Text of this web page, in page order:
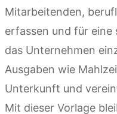
Mitarbeitenden,
erfassen und für
das Unternehmen
Ausgaben wie
Unterkunft und
Mit dieser Vorlage